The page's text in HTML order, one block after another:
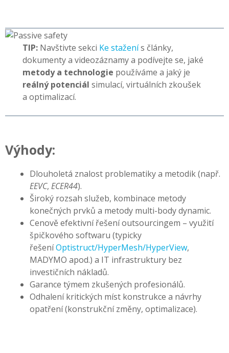
TIP: Navštivte sekci Ke staženís články,
dokumenty a videozáznamy a podívejte se, jaké
metody a technologie používáme a jaký je
reálný potenciál simulací, virtuálních zkoušek
a optimalizací.
Výhody:
Dlouholetá znalost problematiky a metodik (např.
EEVC, ECER44).
Široký rozsah služeb, kombinace metody
konečných prvků a metody multi-body dynamic.
Cenově efektivní řešení outsourcingem – využití
špičkového softwaru (typicky
řešeníOptistruct/HyperMesh/HyperView,
MADYMO apod.) a IT infrastruktury bez
investičních nákladů.
Garance týmem zkušených profesionálů.
Odhalení kritických míst konstrukce a návrhy
opatření (konstrukční změny, optimalizace).